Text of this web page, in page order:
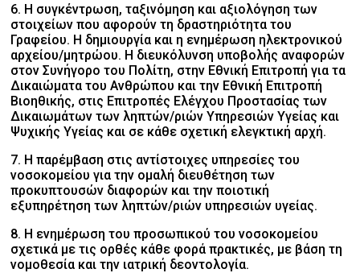
6. Η συγκέντρωση, ταξινόμηση και αξιολόγηση των
στοιχείων που αφορούν τη δραστηριότητα του
Γραφείου. Η δημιουργία και η ενημέρωση ηλεκτρονικού
αρχείου/μητρώου. Η διευκόλυνση υποβολής αναφορών
στον Συνήγορο του Πολίτη, στην Εθνική Επιτροπή για τα
Δικαιώματα του Ανθρώπου και την Εθνική Επιτροπή
Βιοηθικής, στις Επιτροπές Ελέγχου Προστασίας των
Δικαιωμάτων των ληπτών/ριών Υπηρεσιών Υγείας και
Ψυχικής Υγείας και σε κάθε σχετική ελεγκτική αρχή.
7. Η παρέμβαση στις αντίστοιχες υπηρεσίες του
νοσοκομείου για την ομαλή διευθέτηση των
προκυπτουσών διαφορών και την ποιοτική
εξυπηρέτηση των ληπτών/ριών υπηρεσιών υγείας.
8. Η ενημέρωση του προσωπικού του νοσοκομείου
σχετικά με τις ορθές κάθε φορά πρακτικές, με βάση τη
νομοθεσία και την ιατρική δεοντολογία.